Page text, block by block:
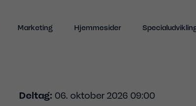
Marketing Hjemmesider
Deltag: 06. oktober 2026 09:00